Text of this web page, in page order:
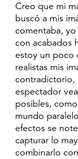
Creo que mi
buscó a mis
comentaba,
con acabados
estoy un poco
realistas mis
contradictorio,
espectador
posibles,
mundo
efectos se
capturar lo
combinarlo